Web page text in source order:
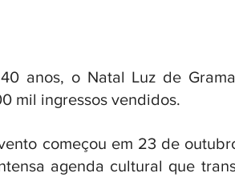
anos, o Natal Luz de
mil ingressos vendidos.
começou em 23 de
agenda cultural que